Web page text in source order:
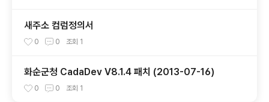
새주소 컴럼정의서
0 0 조회 1
화순군청 CadaDev V8.1.4 패치 (2013-07-16)
0 0 조회 1